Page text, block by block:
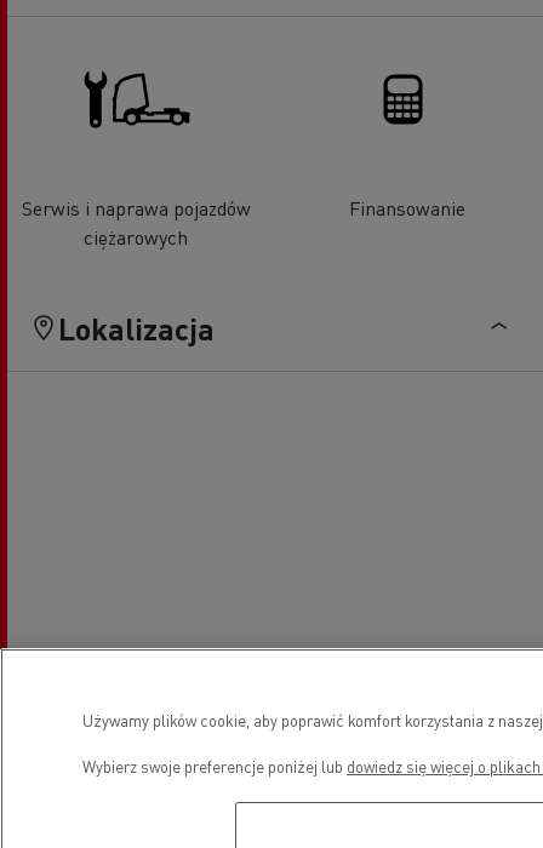
Serwis i naprawa pojazdów
ciężarowych
Finansowanie
Lokalizacja
Używamy plików cookie, aby poprawić komfort korzystania z
Wybierz swoje preferencje poniżej lub dowiedz się więcej o